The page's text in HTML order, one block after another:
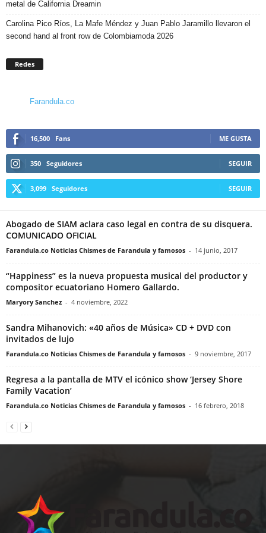
metal de California Dreamin
Carolina Pico Ríos, La Mafe Méndez y Juan Pablo Jaramillo llevaron el
second hand al front row de Colombiamoda 2026
Redes
Farandula.co
16,500 Fans ME GUSTA
350 Seguidores SEGUIR
3,099 Seguidores SEGUIR
Abogado de SIAM aclara caso legal en contra de su disquera.
COMUNICADO OFICIAL
Farandula.co Noticias Chismes de Farandula y famosos - 14 junio, 2017
“Happiness” es la nueva propuesta musical del productor y
compositor ecuatoriano Homero Gallardo.
Maryory Sanchez - 4 noviembre, 2022
Sandra Mihanovich: «40 años de Música» CD + DVD con
invitados de lujo
Farandula.co Noticias Chismes de Farandula y famosos - 9 noviembre, 2017
Regresa a la pantalla de MTV el icónico show ‘Jersey Shore
Family Vacation’
Farandula.co Noticias Chismes de Farandula y famosos - 16 febrero, 2018